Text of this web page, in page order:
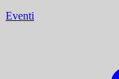
Eventi